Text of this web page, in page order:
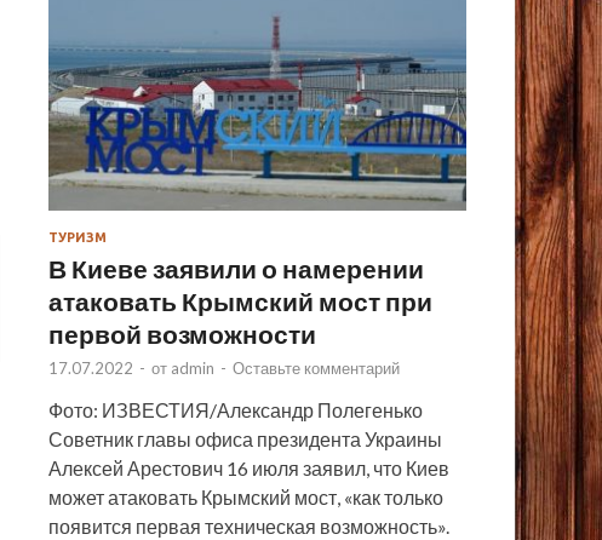
ТУРИЗМ
В Киеве заявили о намерении
атаковать Крымский мост при
первой возможности
17.07.2022 - от admin - Оставьте комментарий
Фото: ИЗВЕСТИЯ/Александр Полегенько
Советник главы офиса президента Украины
Алексей Арестович 16 июля заявил, что Киев
может атаковать Крымский мост, «как только
появится первая техническая возможность».